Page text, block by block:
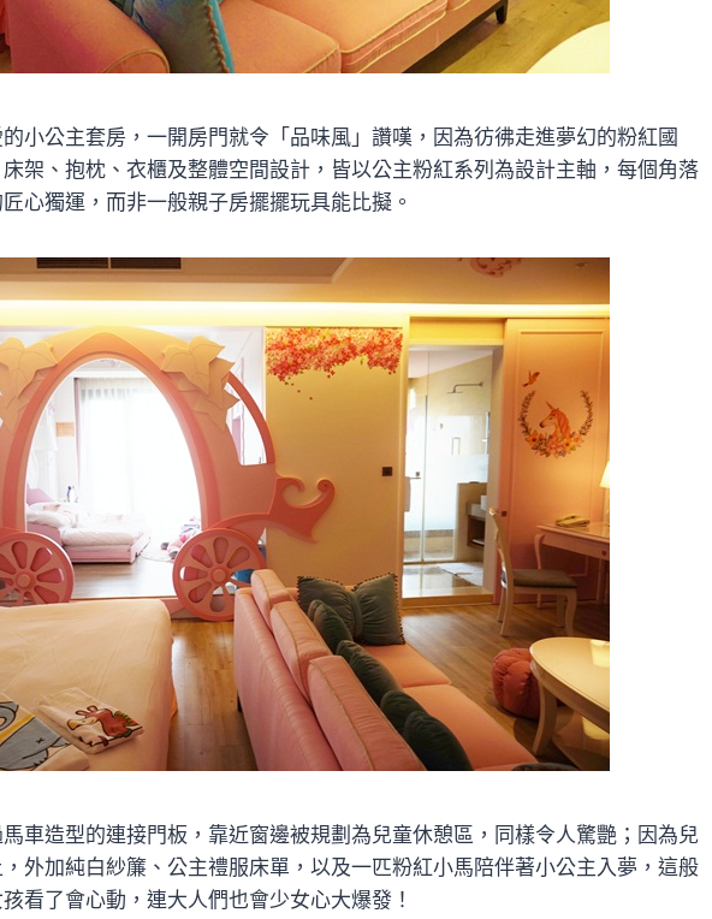
小公主套房，一開房門就令「品味風」讚嘆，因為彷彿走進夢幻的粉紅國
架、抱枕、衣櫃及整體空間設計，皆以公主粉紅系列為設計主軸，每個角落
心獨運，而非一般親子房擺擺玩具能比擬。
車造型的連接門板，靠近窗邊被規劃為兒童休憩區，同樣令人驚艷；因為兒
外加純白紗簾、公主禮服床單，以及一匹粉紅小馬陪伴著小公主入夢，這般
看了會心動，連大人們也會少女心大爆發！